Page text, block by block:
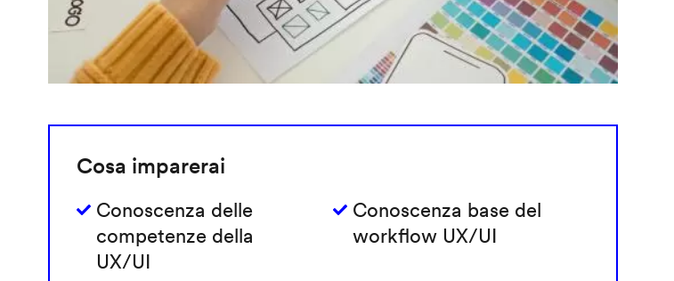
Cosa imparerai
Conoscenza delle
competenze della
UX/UI
Conoscenza base del
workflow UX/UI